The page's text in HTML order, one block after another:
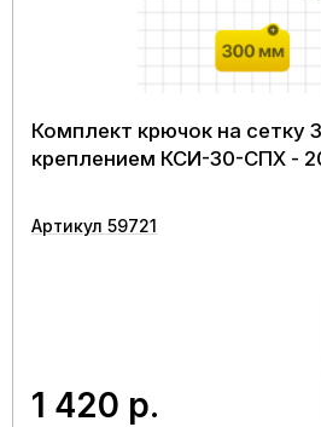
Комплект крючок на сетку
креплением КСИ-30-СПХ -
Артикул 59721
1 420 р.